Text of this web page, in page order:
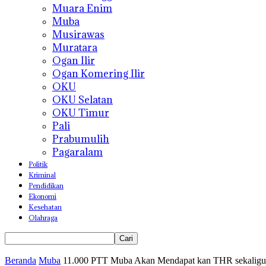
Muara Enim
Muba
Musirawas
Muratara
Ogan Ilir
Ogan Komering Ilir
OKU
OKU Selatan
OKU Timur
Pali
Prabumulih
Pagaralam
Politik
Kriminal
Pendidikan
Ekonomi
Kesehatan
Olahraga
Beranda Muba 11.000 PTT Muba Akan Mendapat kan THR